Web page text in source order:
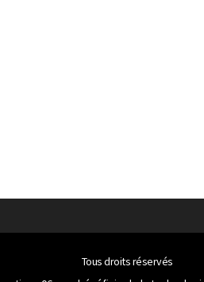
Tous droits réservés